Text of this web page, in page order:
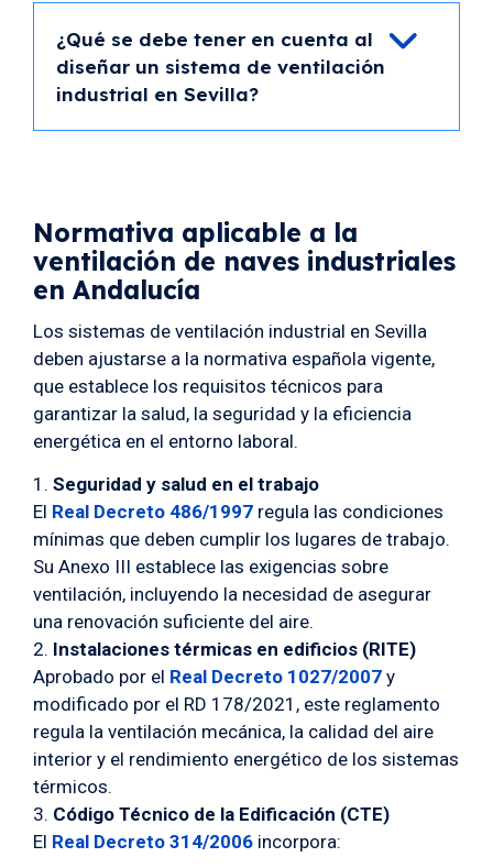
¿Qué se debe tener en cuenta al
diseñar un sistema de ventilación
industrial en Sevilla?
Normativa aplicable a la
ventilación de naves industriales
en Andalucía
Los sistemas de ventilación industrial en Sevilla
deben ajustarse a la normativa española vigente,
que establece los requisitos técnicos para
garantizar la salud, la seguridad y la eficiencia
energética en el entorno laboral.
Seguridad y salud en el trabajo
El Real Decreto 486/1997 regula las condiciones
mínimas que deben cumplir los lugares de trabajo.
Su Anexo III establece las exigencias sobre
ventilación, incluyendo la necesidad de asegurar
una renovación suficiente del aire.
Instalaciones térmicas en edificios (RITE)
Aprobado por el Real Decreto 1027/2007 y
modificado por el RD 178/2021, este reglamento
regula la ventilación mecánica, la calidad del aire
interior y el rendimiento energético de los sistemas
térmicos.
Código Técnico de la Edificación (CTE)
El Real Decreto 314/2006 incorpora: